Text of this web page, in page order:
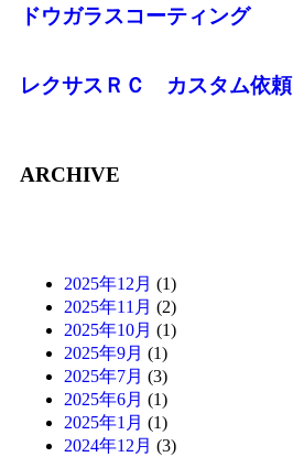
ドウガラスコーティング
レクサスＲＣ カスタム依頼
ARCHIVE
2025年12月 (1)
2025年11月 (2)
2025年10月 (1)
2025年9月 (1)
2025年7月 (3)
2025年6月 (1)
2025年1月 (1)
2024年12月 (3)